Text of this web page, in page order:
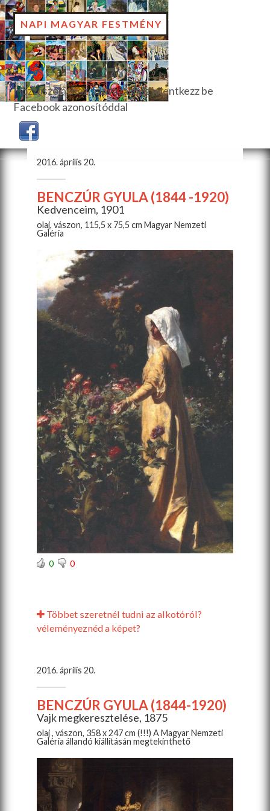
NAPI MAGYAR FESTMÉNY
Hozzászóláshoz, szavazáshoz jelentkezz be
Facebook azonosítóddal
2016. április 20.
BENCZÚR GYULA (1844 -1920)
Kedvenceim, 1901
olaj, vászon, 115,5 x 75,5 cm Magyar Nemzeti
Galéria
0 0
Többet szeretnél tudni az alkotóról?
véleményeznéd a képet?
2016. április 20.
BENCZÚR GYULA (1844-1920)
Vajk megkeresztelése, 1875
olaj , vászon, 358 x 247 cm (!!!) A Magyar Nemzeti
Galéria állandó kiállításán megtekinthető